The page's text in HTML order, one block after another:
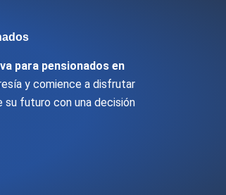
para pensionados en
y comience a disfrutar
su futuro con una decisión